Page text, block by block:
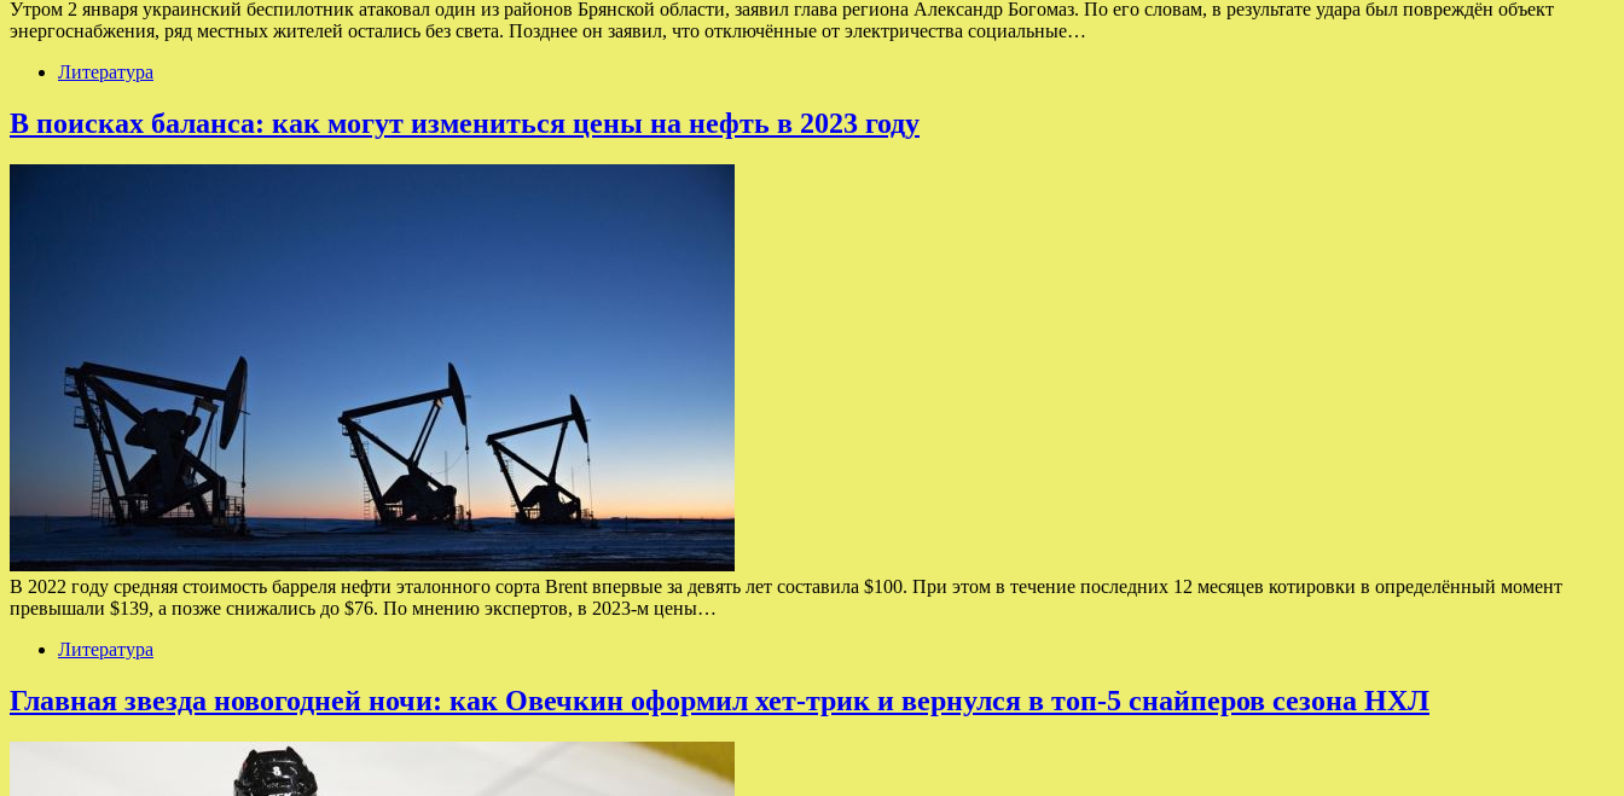
Утром 2 января украинский беспилотник атаковал один из районов Брянской области, заявил глава региона Александр Богомаз. По его словам, в результате удара был повреждён объект
энергоснабжения, ряд местных жителей остались без света. Позднее он заявил, что отключённые от электричества социальные…
Литература
В поисках баланса: как могут измениться цены на нефть в 2023 году
В 2022 году средняя стоимость барреля нефти эталонного сорта Brent впервые за девять лет составила $100. При этом в течение последних 12 месяцев котировки в определённый момент
превышали $139, а позже снижались до $76. По мнению экспертов, в 2023-м цены…
Литература
Главная звезда новогодней ночи: как Овечкин оформил хет-трик и вернулся в топ-5 снайперов сезона НХЛ